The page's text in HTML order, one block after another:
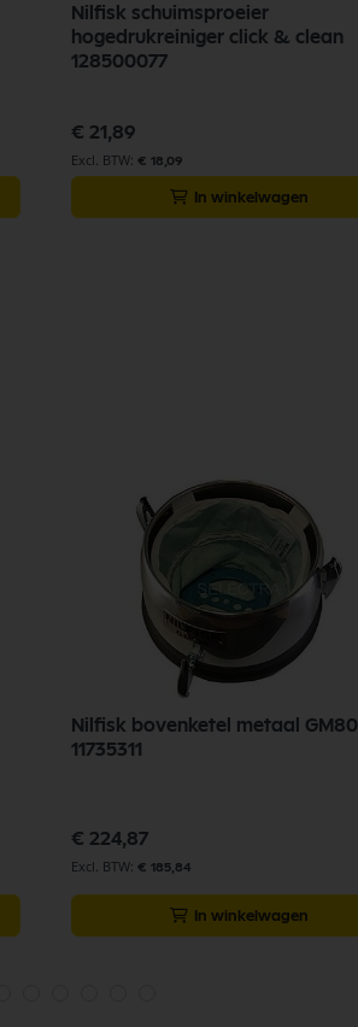
Nilfisk schuimsproeier
hogedrukreiniger click & clean
128500077
€ 21,89
€ 18,09
In winkelwagen
Nilfisk bovenketel metaal GM80
11735311
€ 224,87
€ 185,84
In winkelwagen